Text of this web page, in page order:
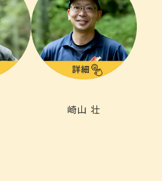
崎山 壮